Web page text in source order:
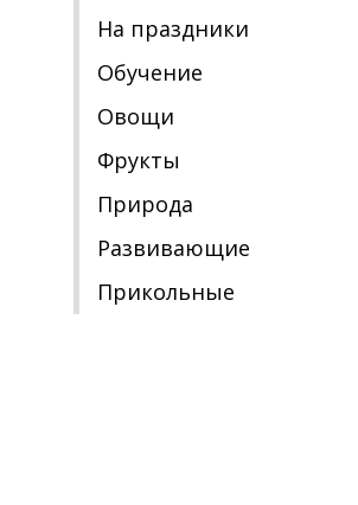
На праздники
Обучение
Овощи
Фрукты
Природа
Развивающие
Прикольные